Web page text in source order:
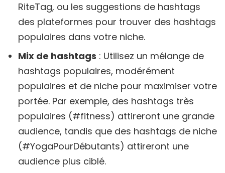
RiteTag, ou les suggestions de hashtags
des plateformes pour trouver des hashtags
populaires dans votre niche.
Mix de hashtags : Utilisez un mélange de
hashtags populaires, modérément
populaires et de niche pour maximiser votre
portée. Par exemple, des hashtags très
populaires (#fitness) attireront une grande
audience, tandis que des hashtags de niche
(#YogaPourDébutants) attireront une
audience plus ciblé.